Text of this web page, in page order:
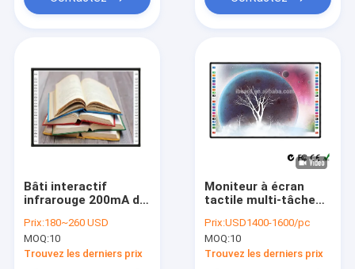
Bâti interactif
infrarouge 200mA de
blanc d'équipement
éducatif
Prix:180~260 USD
MOQ:10
Trouvez les derniers prix
Moniteur à écran
tactile multi-tâches
interactif infrarouge
Android 11
Prix:USD1400-1600/pc
MOQ:10
Trouvez les derniers prix